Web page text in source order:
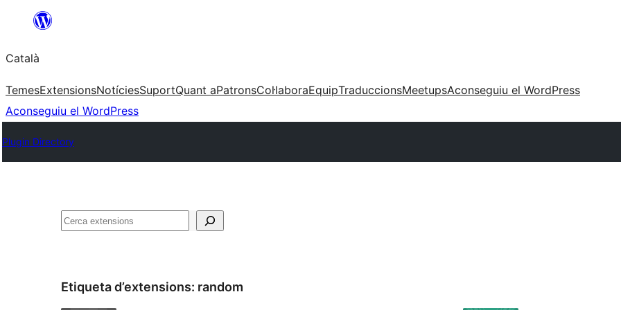
contingut
Català
TemesExtensionsNotíciesSuportQuant aPatronsCol·laboraEquipTraduccionsMeetupsAconseguiu el WordPress
Aconseguiu el WordPress
Plugin Directory
Cerca
Etiqueta d’extensions: random